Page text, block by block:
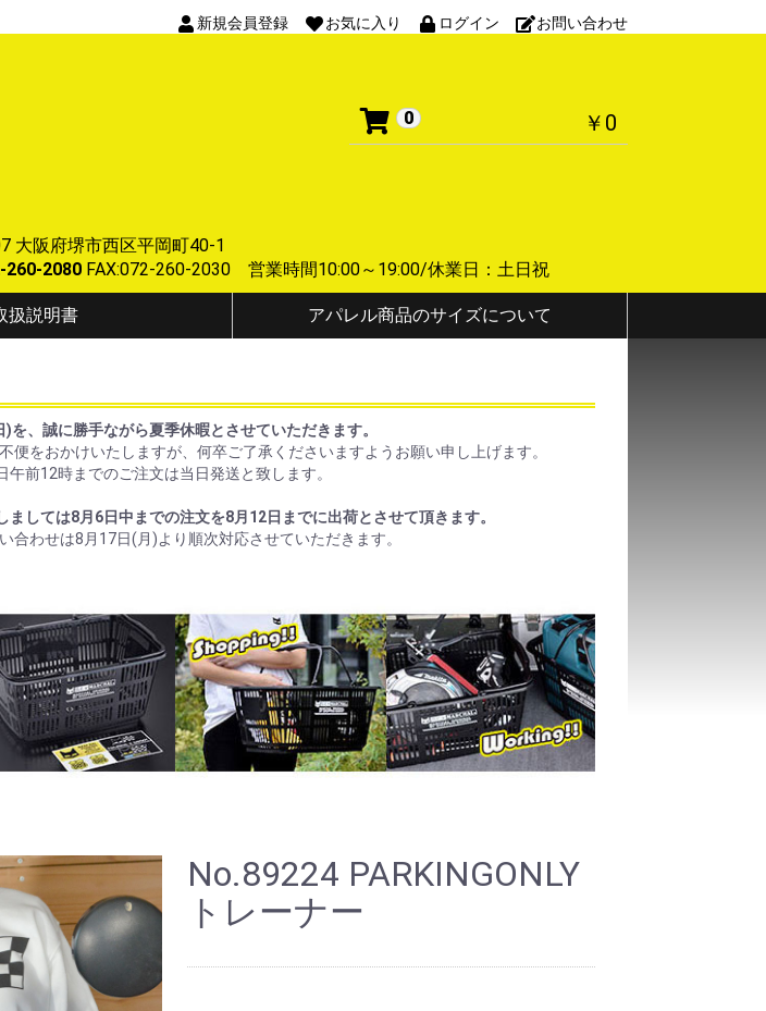
新規会員登録 お気に入り ログイン お問い合わせ
0 ￥0
大阪府堺市西区平岡町40-1
260-2080 FAX:072-260-2030 営業時間10:00～19:00/休業日：土日祝
扱説明書 アパレル商品のサイズについて
、誠に勝手ながら夏季休暇とさせていただきます。
便をおかけいたしますが、何卒ご了承くださいますようお願い申し上げます。
前12時までのご注文は当日発送と致します。
しては8月6日中までの注文を8月12日までに出荷とさせて頂きます。
合わせは8月17日(月)より順次対応させていただきます。
No.89224 PARKINGONLY
トレーナー